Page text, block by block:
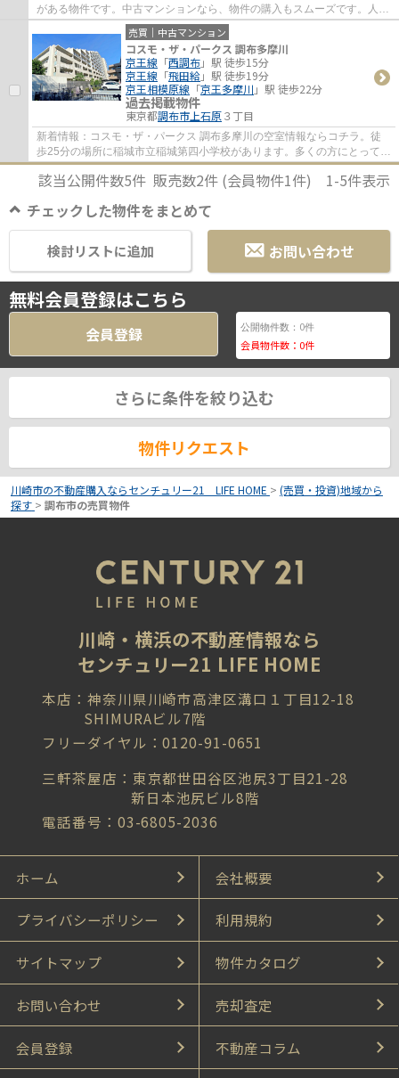
がある物件です。中古マンションなら、物件の購入もスムーズです。人生
で一度あるかないかの不動産購入で、失敗...
売買｜中古マンション
コスモ・ザ・パークス 調布多摩川
京王線 「西調布」駅 徒歩15分
京王線 「飛田給」駅 徒歩19分
京王相模原線 「京王多摩川 」駅 徒歩22分
過去掲載物件
東京都調布市 上石原３丁目
新着情報：コスモ・ザ・パークス 調布多摩川の空室情報ならコチラ。徒
歩25分の場所に稲城市立稲城第四小学校があります。多くの方にとって便
利で欠かせない条件でもあるエレベーター付...
該当公開件数5件 販売数2件 (会員物件1件) 1-5件表示
チェックした物件をまとめて
お問い合わせ
検討リストに追加
無料会員登録はこちら
会員登録 公開物件数： 0件
会員物件数： 0件
さらに条件を絞り込む
物件リクエスト
川崎市の不動産購入ならセンチュリー21 LIFE HOME > (売買・投資)地域から
探す > 調布市の売買物件
川崎・横浜の不動産情報なら
センチュリー21 LIFE HOME
本店：神奈川県川崎市高津区溝口１丁目12-18
SHIMURAビル7階
フリーダイヤル：0120-91-0651
三軒茶屋店：東京都世田谷区池尻3丁目21-28
新日本池尻ビル8階
電話番号：03-6805-2036
ホーム 会社概要
プライバシーポリシー 利用規約
サイトマップ 物件カタログ
お問い合わせ 売却査定
会員登録 不動産コラム